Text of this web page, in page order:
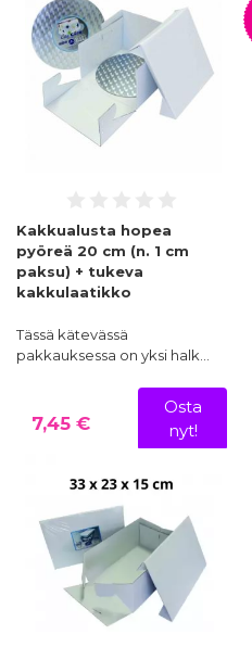
Kakkualusta hopea
pyöreä 20 cm (n. 1 cm
paksu) + tukeva
kakkulaatikko
Tässä kätevässä
pakkauksessa on yksi halk…
7,45 €
Osta
nyt!